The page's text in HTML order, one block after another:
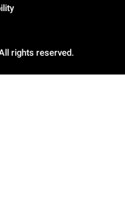
rights reserved.